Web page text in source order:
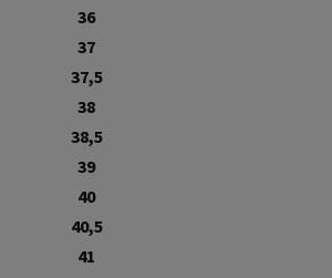
36
37
37,5
38
38,5
39
40
40,5
41